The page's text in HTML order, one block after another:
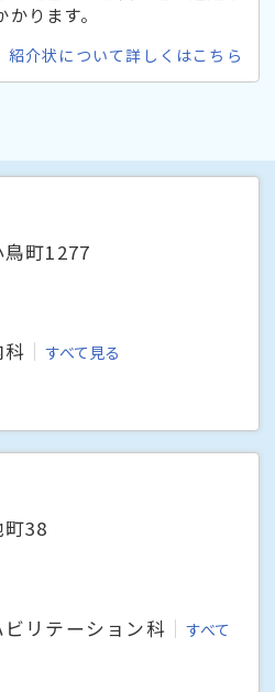
ります。
紹介状について詳しくはこちら
町1277
科 すべて見る
38
ビリテーション科
すべて